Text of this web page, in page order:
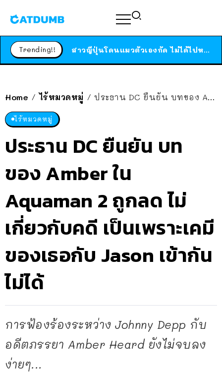
Trending!! ได้เวลาเด็กหนวดรวมตัว RF Online Next เปิดให้เล่นแล้ว เกม Sci-Fi MMORPG ระดับตำนาน เล่นได้ทั้งมือถือและ PC
Home / ไร้หมวดหมู่ / ประธาน DC ยืนยัน บทของ Amber ใน Aquaman 2 ถูกลด ไม่เกี่ยวกับคดี เป็นเพราะเคมีของเธอกับ Jason เข้ากันไม่ได้
ไร้หมวดหมู่
ประธาน DC ยืนยัน บท
ของ Amber ใน
Aquaman 2 ถูกลด ไม่
เกี่ยวกับคดี เป็นเพราะเคมี
ของเธอกับ Jason เข้ากัน
ไม่ได้
การฟ้องร้องระหว่าง Johnny Depp กับ
อดีตภรรยา Amber Heard ยังไม่จบลง
ง่ายๆ...